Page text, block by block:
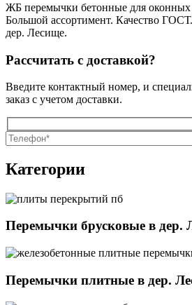
ЖБ перемычки бетонные для
Большой ассортимент. Качество
дер. Лесище.
Рассчитать с доставкой?
Введите контактный номер, и
заказ с учетом доставки.
Категории
Перемычки брусковые в дер.
Перемычки плитные в дер.